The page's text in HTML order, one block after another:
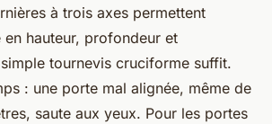
à trois axes permettent
en hauteur, profondeur et
tournevis cruciforme suffit.
: une porte mal alignée, même de
saute aux yeux. Pour les portes